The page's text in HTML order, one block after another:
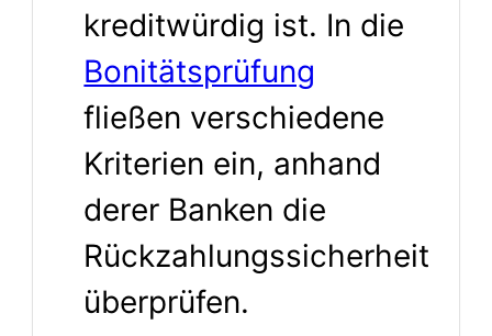
kreditwürdig ist. In die
Bonitätsprüfung
fließen verschiedene
Kriterien ein, anhand
derer Banken die
Rückzahlungssicherheit
überprüfen.